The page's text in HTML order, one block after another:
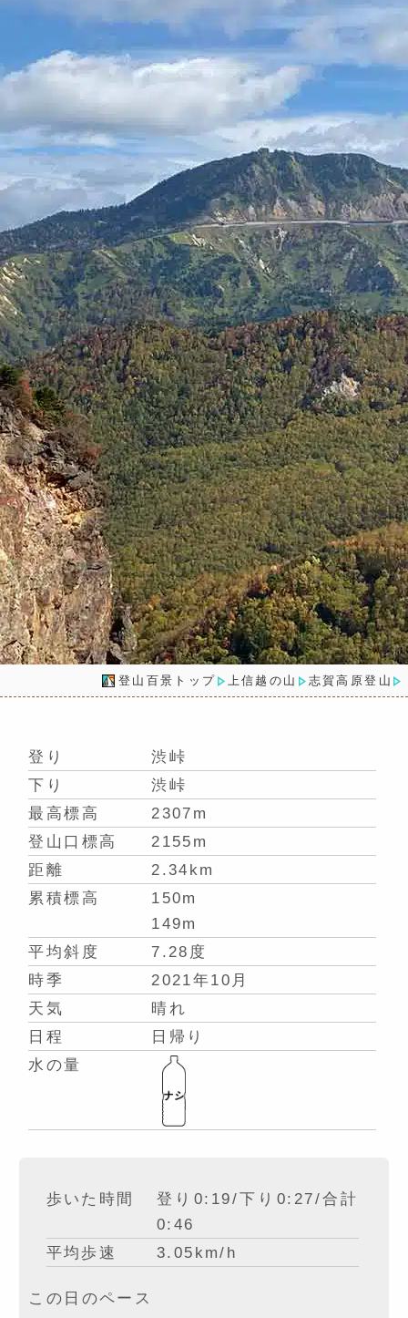
登山百景トップ 上信越の山 志賀高原登山
登り
渋峠
下り
渋峠
最高標高
2307m
登山口標高
2155m
距離
2.34km
累積標高
150m
149m
平均斜度
7.28度
時季
2021年10月
天気
晴れ
日程
日帰り
水の量
歩いた時間
登り0:19/下り0:27/合計
0:46
平均歩速
3.05km/h
この日のペース